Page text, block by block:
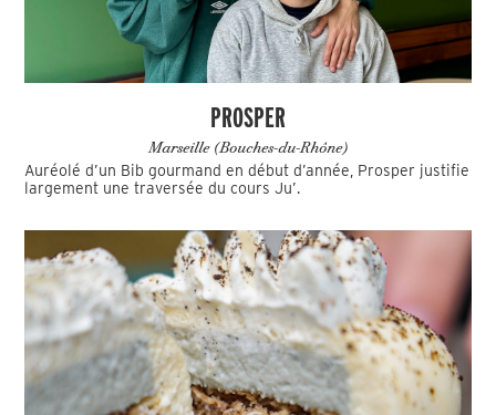
PROSPER
Marseille (Bouches-du-Rhône)
Auréolé d’un Bib gourmand en début d’année, Prosper justifie
largement une traversée du cours Ju’.